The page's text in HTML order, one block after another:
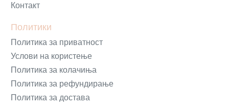
Контакт
Политики
Политика за приватност
Услови на користење
Политика за колачиња
Политика за рефундирање
Политика за достава